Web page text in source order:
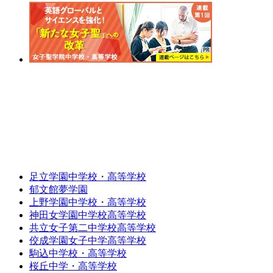
足立学園中学校・高等学校
郁文館夢学園
上野学園中学校・高等学校
神田女学園中学校高等学校
共立女子第二中学校高等学校
佼成学園女子中学高等学校
駒込中学校・高等学校
桜丘中学・高等学校